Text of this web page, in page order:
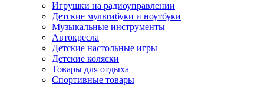
Игрушки на радиоуправлении
Детские мультибуки и ноутбуки
Музыкальные инструменты
Автокресла
Детские настольные игры
Детские коляски
Товары для отдыха
Спортивные товары